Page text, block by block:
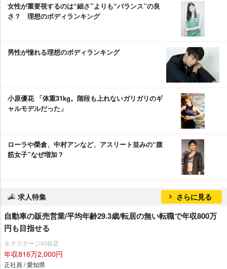
女性が重要視するのは“細さ”よりも“バランス”の良
さ？ 理想のボディランキング
男性が憧れる理想のボディランキング
小原優花 「体重31kg。階段も上れないガリガリのギ
ャルモデルだった」
ローラや榮倉、中村アンなど、アスリート並みの“腹
筋女子”なぜ増加？
求人特集 さらに見る
自動車の販売営業/平均年齢29.3歳/転居の無い転職で年収800万
円も目指せる
ネクステージ刈谷店
年収816万2,000円
正社員 / 愛知県